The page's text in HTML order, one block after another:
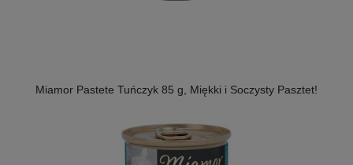
Miamor Pastete Tuńczyk 85 g, Miękki i Soczysty Pasztet!